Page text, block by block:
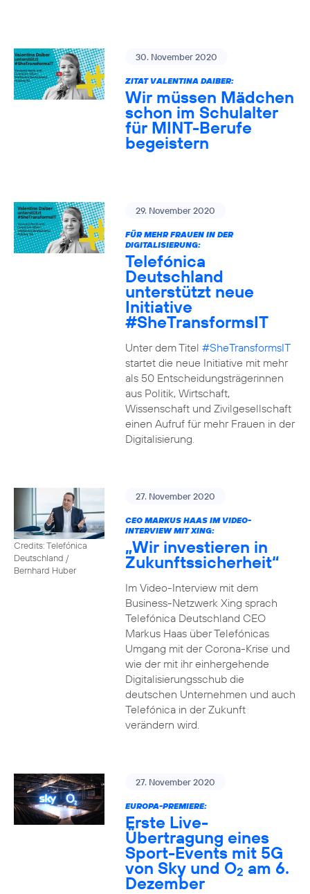
30. November 2020
ZITAT VALENTINA DAIBER:
Wir müssen Mädchen
schon im Schulalter
für MINT-Berufe
begeistern
29. November 2020
FÜR MEHR FRAUEN IN DER
DIGITALISIERUNG:
Telefónica
Deutschland
unterstützt neue
Initiative
#SheTransformsIT
Unter dem Titel #SheTransformsIT
startet die neue Initiative mit mehr
als 50 Entscheidungsträgerinnen
aus Politik, Wirtschaft,
Wissenschaft und Zivilgesellschaft
einen Aufruf für mehr Frauen in der
Digitalisierung.
Credits: Telefónica
Deutschland /
Bernhard Huber
27. November 2020
CEO MARKUS HAAS IM VIDEO-
INTERVIEW MIT XING:
„Wir investieren in
Zukunftssicherheit“
Im Video-Interview mit dem
Business-Netzwerk Xing sprach
Telefónica Deutschland CEO
Markus Haas über Telefónicas
Umgang mit der Corona-Krise und
wie der mit ihr einhergehende
Digitalisierungsschub die
deutschen Unternehmen und auch
Telefónica in der Zukunft
verändern wird.
27. November 2020
EUROPA-PREMIERE:
Erste Live-
Übertragung eines
Sport-Events mit 5G
von Sky und O2 am 6.
Dezember